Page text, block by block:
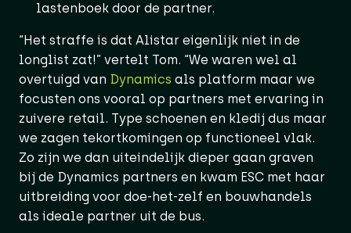
lastenboek door de partner.
“Het straffe is dat Alistar eigenlijk niet in de
longlist zat!” vertelt Tom. “We waren wel al
overtuigd van Dynamics als platform maar we
focusten ons vooral op partners met ervaring in
zuivere retail. Type schoenen en kledij dus maar
we zagen tekortkomingen op functioneel vlak.
Zo zijn we dan uiteindelijk dieper gaan graven
bij de Dynamics partners en kwam ESC met haar
uitbreiding voor doe-het-zelf en bouwhandels
als ideale partner uit de bus.